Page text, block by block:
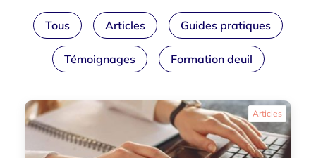
Tous Articles Guides pratiques
Témoignages Formation deuil
Articles